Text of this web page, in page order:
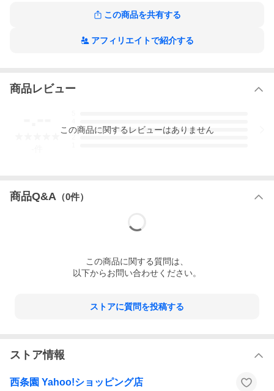
【2026年 ギフト】お供え、お盆、夏ギフト、お中元、敬老の日、
お歳暮、誕生日に人気の食べ物。お取り寄せ和菓子・お取り寄せ
一の抹茶の里、西尾の老舗茶舗が自信をもっておすすめする商品
をぜひお贈りください。
日本ギフト大賞商品取扱店
この商品を共有する
アフィリエイトで紹介する
商品レビュー
3
この商品に関するレビューはありません
商品Q&A （0件）
この商品に関する質問は、
以下からお問い合わせください。
ストアに質問を投稿する
ストア情報
西条園 Yahoo!ショッピング店